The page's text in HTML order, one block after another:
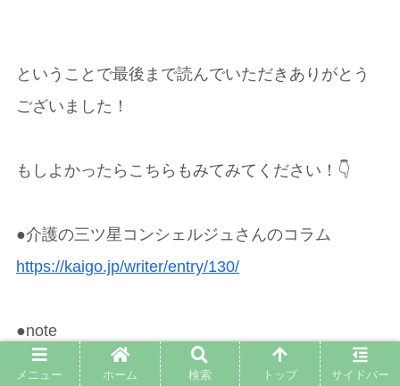
ということで最後まで読んでいただきありがとう
ございました！
もしよかったらこちらもみてみてください！👇
●介護の三ツ星コンシェルジュさんのコラム
https://kaigo.jp/writer/entry/130/
●note
https://note.com/kaigoyouhin1
メニュー ホーム 検索 トップ サイドバー